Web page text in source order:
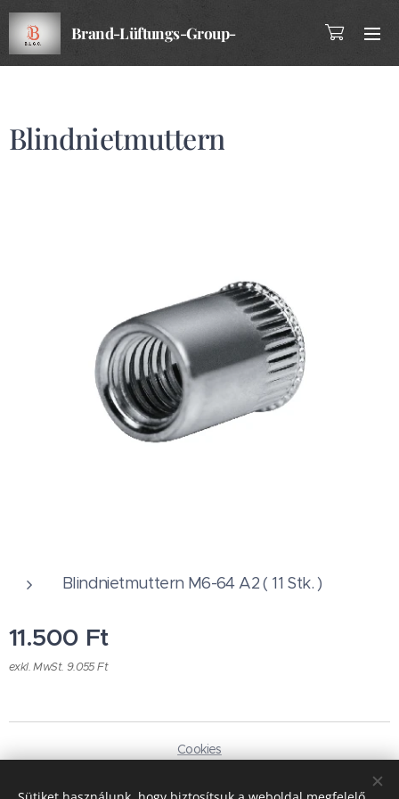
Brand-Lüftungs-Group-
Blindnietmuttern
Blindnietmuttern M6-64 A2 ( 11 Stk. )
11.500 Ft
exkl. MwSt. 9.055 Ft
Cookies